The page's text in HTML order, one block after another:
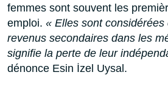
femmes sont souvent les
emploi. « Elles sont considérées
revenus secondaires dans les
signifie la perte de leur
dénonce Esin İzel Uysal.